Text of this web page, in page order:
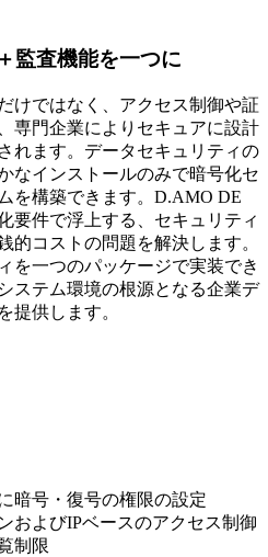
監査機能を一つに
けではなく、アクセス制御や証
専門企業によりセキュアに設計
れます。データセキュリティの
なインストールのみで暗号化セ
を構築できます。D.AMO DE
要件で浮上する、セキュリティ
的コストの問題を解決します。
を一つのパッケージで実装でき
ステム環境の根源となる企業デ
提供します。
暗号・復号の権限の設定
およびIPベースのアクセス制御
制限